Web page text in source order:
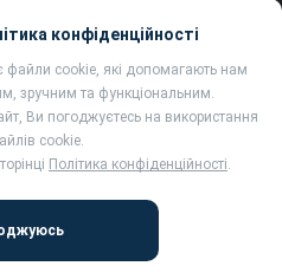
конфіденційності
файли cookie, які допомагають нам
зручним та функціональним.
Ви погоджуєтесь на використання
cookie.
Політика конфіденційності.
Всі права захищено.